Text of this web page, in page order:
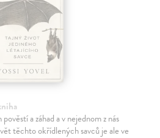
a záhad a v nejednom z nás
těchto okřídlených savců je ale ve